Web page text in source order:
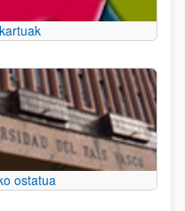
ostatua